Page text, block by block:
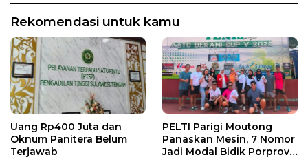
Rekomendasi untuk kamu
Uang Rp400 Juta dan
Oknum Panitera Belum
Terjawab
PELTI Parigi Moutong
Panaskan Mesin, 7 Nomor
Jadi Modal Bidik Porprov